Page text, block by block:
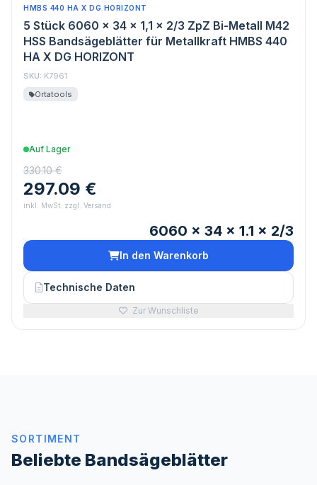
HMBS 440 HA X DG HORIZONT
5 Stück 6060 x 34 x 1,1 x 2/3 ZpZ Bi-Metall M42
HSS Bandsägeblätter für Metallkraft HMBS 440
HA X DG HORIZONT
SKU: K7961
Ortatools
Auf Lager
330.10 €
297.09 €
inkl. MwSt. zzgl. Versand
6060 x 34 x 1.1 x 2/3
In den Warenkorb
Technische Daten
Zur Wunschliste
SORTIMENT
Beliebte Bandsägeblätter